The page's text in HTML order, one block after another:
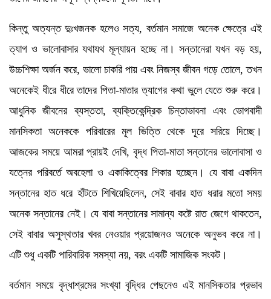
কিন্তু অত্যন্ত দুঃখজনক হলেও সত্য, বর্তমান সমাজে অনেক ক্ষেত্রে এই
ত্যাগ ও ভালোবাসার যথাযথ মূল্যায়ন হচ্ছে না। সন্তানেরা যখন বড় হয়,
উচ্চশিক্ষা অর্জন করে, ভালো চাকরি পায় এবং নিজস্ব জীবন গড়ে তোলে, তখন
অনেকেই ধীরে ধীরে তাদের পিতা-মাতার ত্যাগের কথা ভুলে যেতে শুরু করে।
আধুনিক জীবনের ব্যস্ততা, ব্যক্তিকেন্দ্রিক চিন্তাভাবনা এবং ভোগবাদী
মানসিকতা অনেককে পরিবারের মূল ভিত্তি থেকে দূরে সরিয়ে দিচ্ছে।
আজকের সময়ে আমরা প্রায়ই দেখি, বৃদ্ধ পিতা-মাতা সন্তানের ভালোবাসা ও
যত্নের পরিবর্তে অবহেলা ও একাকিত্বের শিকার হচ্ছেন। যে বাবা একদিন
সন্তানের হাত ধরে হাঁটতে শিখিয়েছিলেন, সেই বাবার হাত ধরার মতো সময়
অনেক সন্তানের নেই। যে বাবা সন্তানের সামান্য কষ্টে রাত জেগে থাকতেন,
সেই বাবার অসুস্থতার খবর নেওয়ার প্রয়োজনও অনেকে অনুভব করে না।
এটি শুধু একটি পারিবারিক সমস্যা নয়, বরং একটি সামাজিক সংকট।
বর্তমান সময়ে বৃদ্ধাশ্রমের সংখ্যা বৃদ্ধির পেছনেও এই মানসিকতার প্রভাব